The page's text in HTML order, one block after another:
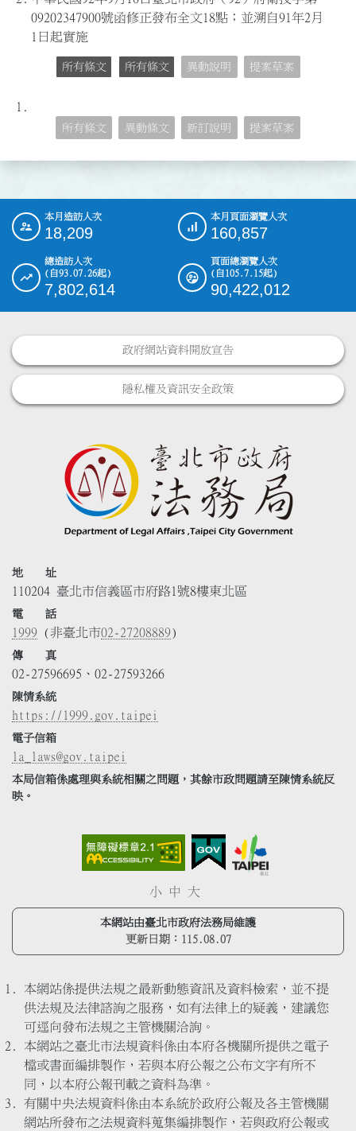
09202347900號函修正發布全文18點；並溯自91年2月
1日起實施
所有條文 所有條文 異動說明 提案草案
1.
所有條文 異動條文 新訂說明 提案草案
::: 本月造訪人次
18,209
本月頁面瀏覽人次
160,857
總造訪人次
(自93.07.26起)
7,802,614
頁面總瀏覽人次
(自105.7.15起)
90,422,012
政府網站資料開放宣告
隱私權及資訊安全政策
地 址
110204 臺北市信義區市府路1號8樓東北區
電 話
1999 (非臺北市02-27208889)
傳 真
02-27596695、02-27593266
陳情系統
https://1999.gov.taipei
電子信箱
la_laws@gov.taipei
本局信箱係處理與系統相關之問題，其餘市政問題請至陳情系統反
映。
小 中 大
本網站由臺北市政府法務局維護
更新日期： 115.08.07
本網站係提供法規之最新動態資訊及資料檢索，並不提
供法規及法律諮詢之服務，如有法律上的疑義，建議您
可逕向發布法規之主管機關洽詢。
本網站之臺北市法規資料係由本府各機關所提供之電子
檔或書面編排製作，若與本府公報之公布文字有所不
同，以本府公報刊載之資料為準。
有關中央法規資料係由本系統於政府公報及各主管機關
網站所發布之法規資料蒐集編排製作，若與政府公報或